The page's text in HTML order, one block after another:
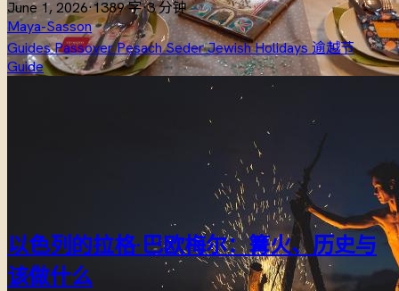
June 1, 2026·1389 字·3 分钟
Maya-Sasson
GuidesPassoverPesachSederJewish Holidays 逾越节
Guide
以色列的拉格·巴欧梅尔：篝火、历史与
该做什么